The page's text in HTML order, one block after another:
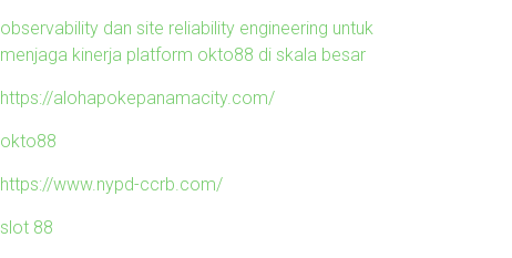
observability dan site reliability engineering untuk
menjaga kinerja platform okto88 di skala besar
https://alohapokepanamacity.com/
okto88
https://www.nypd-ccrb.com/
slot 88